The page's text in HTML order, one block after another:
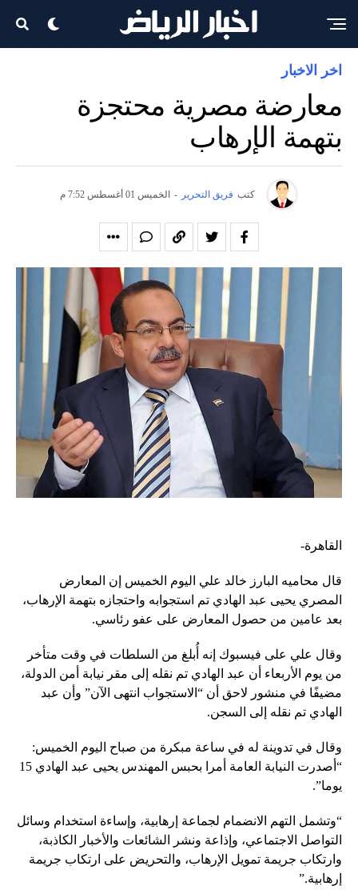
اخر الاخبار
معارضة مصرية محتجزة
بتهمة الإرهاب
كتب فريق التحرير - الخميس 01 أغسطس 7:52 م
القاهرة-
قال محاميه البارز خالد علي اليوم الخميس إن المعارض
المصري يحيى عبد الهادي تم استجوابه واحتجازه بتهمة الإرهاب،
بعد عامين من حصول المعارض على عفو رئاسي.
وقال علي على فيسبوك إنه أُبلغ من السلطات في وقت متأخر
من يوم الأربعاء أن عبد الهادي تم نقله إلى مقر نيابة أمن الدولة،
مضيفًا في منشور لاحق أن “الاستجواب انتهى الآن” وأن عبد
الهادي تم نقله إلى السجن.
وقال في تدوينة له في ساعة مبكرة من صباح اليوم الخميس:
“أصدرت النيابة العامة أمرا بحبس المهندس يحيى عبد الهادي 15
يوما”.
“وتشمل التهم الانضمام لجماعة إرهابية، وإساءة استخدام وسائل
التواصل الاجتماعي، وإذاعة ونشر الشائعات والأخبار الكاذبة،
وارتكاب جريمة تمويل الإرهاب، والتحريض على ارتكاب جريمة
إرهابية.”